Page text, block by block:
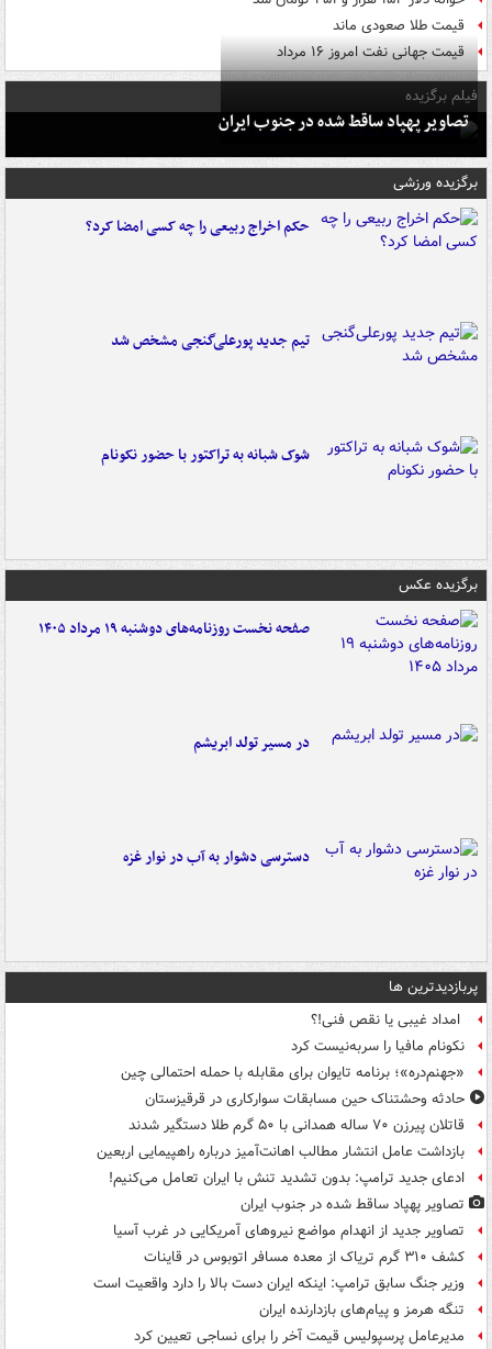
قیمت طلا صعودی ماند
قیمت جهانی نفت امروز ۱۶ مرداد
فیلم برگزیده
تصاویر پهپاد ساقط شده در جنوب ایران
برگزیده ورزشی
حکم اخراج ربیعی را چه کسی امضا کرد؟
تیم جدید پورعلی‌گنجی مشخص شد
شوک شبانه به تراکتور با حضور نکونام
برگزیده عکس
صفحه نخست روزنامه‌های دوشنبه ۱۹ مرداد ۱۴۰۵
در مسیر تولد ابریشم
دسترسی دشوار به آب در نوار غزه
پربازدیدترین ها
امداد غیبی یا نقص فنی!؟
نکونام مافیا را سربه‌نیست کرد
«جهنم‌دره»؛ برنامه تایوان برای مقابله با حمله احتمالی چین
حادثه وحشتناک حین مسابقات سوارکاری در قرقیزستان
قاتلان پیرزن ۷۰ ساله همدانی با ۵۰ گرم طلا دستگیر شدند
بازداشت عامل انتشار مطالب اهانت‌آمیز درباره راهپیمایی اربعین
ادعای جدید ترامپ: بدون تشدید تنش با ایران تعامل می‌کنیم!
تصاویر پهپاد ساقط شده در جنوب ایران
تصاویر جدید از انهدام مواضع نیروهای آمریکایی در غرب آسیا
کشف ۳۱۰ گرم تریاک از معده مسافر اتوبوس در قاینات
وزیر جنگ سابق ترامپ: اینکه ایران دست بالا را دارد واقعیت است
تنگه هرمز و پیام‌های بازدارنده ایران
مدیرعامل پرسپولیس قیمت آخر را برای نساجی تعیین کرد